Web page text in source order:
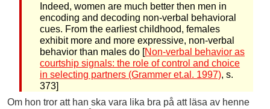
Indeed, women are much better then men in
encoding and decoding non-verbal behavioral
cues. From the earliest childhood, females
exhibit more and more expressive, non-verbal
behavior than males do [Non-verbal behavior as
courtship signals: the role of control and choice
in selecting partners (Grammer et.al. 1997), s.
373]
Om hon tror att han ska vara lika bra på att läsa av henne